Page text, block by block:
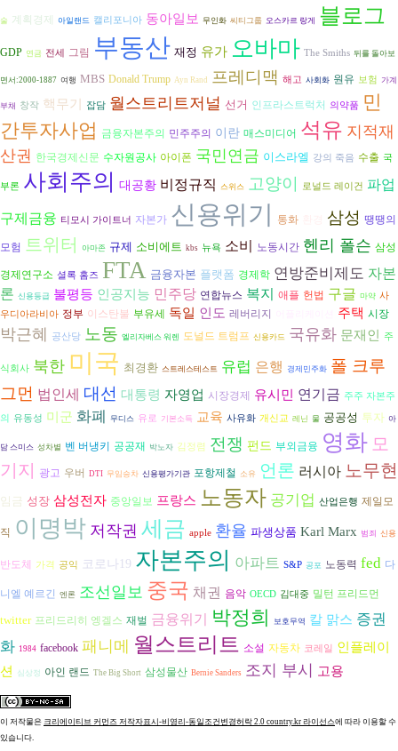
술 계획경제 아일랜드 캘리포니아 동아일보 무인화 씨티그룹 오스카르 랑게 블로그
GDP 연금 전세 그림 부동산 재정 유가 오바마 The Smiths 뒤를 돌아보
면서:2000-1887 여행 MBS Donald Trump Ayn Rand 프레디맥 해고 사회화 원유 보험 가계
부채 창작 핵무기 잡담 월스트리트저널 선거 인프라스트럭처 의약품
민
간투자사업 금융자본주의 민주주의 이란 매스미디어 석유 지적재
산권
한국경제신문 수자원공사 아이폰 국민연금 이스라엘 강의 죽음 수출 국
부론 사회주의 대공황 비정규직 스위스 고양이 로널드 레이건
파업
구제금융 티모시 가이트너 자본가 신용위기 통화 삼성 땡땡의
모험 트위터 아마존 규제 소비에트 kbs 뉴욕 소비 노동시간 헨리 폴슨 삼성
경제연구소 셜록 홈즈 FTA 금융자본 플랫폼 경제학 연방준비제도 자본
론 신용등급 불평등 인공지능 민주당 연합뉴스 복지 애플 헌법 구글 마약 사
우디아라비아 정부 이스탄불 부유세 독일 인도 레버리지 주택 시장
박근혜 공산당 노동 엘리자베스 워렌 도널드 트럼프 신용카드 국유화 문재인 주
식회사 북한 미국 최경환 스트레스테스트 유럽 은행 경제민주화 폴 크루
그먼 법인세 대선 대통령 자영업 시장경제 유시민 연기금 주주 자본주
의 유동성 미군 화폐 무디스 유로 기본소득 교육 사유화 개신교 레닌 물 공공성 투자 아
담 스미스 성차별 벤 버냉키 공공재 박노자 김정렴 전쟁 펀드 부외금융 영화 모
기지
광고 우버 DTI 무임승차 신용평가기관 포항제철 소유 언론 러시아 노무현
임금 성장 삼성전자 중앙일보 프랑스 노동자 공기업 산업은행 제일모
직 이명박 저작권 세금 apple 환율 파생상품 Karl Marx 범죄 신용
반도체 가격 공익 코로나19 자본주의 아파트 S&P 공포 노동력 fed 다
니엘 예르긴 엔론 조선일보 중국 채권 음악 OECD 김대중 밀턴 프리드먼
twitter 프리드리히 엥겔스 재벌 금융위기 박정희 보호무역 칼 맑스 증권
화 1984 facebook 패니메 월스트리트 소설 자동차 코레일
인플레이
션
심상정 아인 랜드 The Big Short 삼성물산 Bernie Sanders 조지 부시 고용
이 저작물은 크리에이티브 커먼즈 저작자표시-비영리-동일조건변경허락 2.0 country.kr 라이선스에 따라 이용할 수
있습니다.